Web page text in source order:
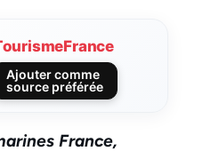
Ajouter comme
source préférée
France,